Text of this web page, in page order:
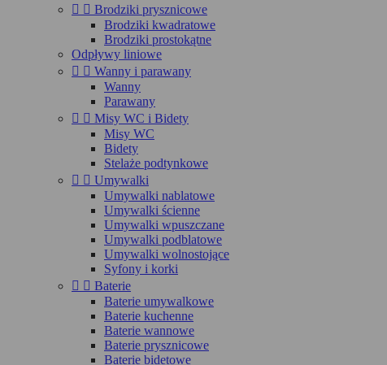
  Brodziki prysznicowe
Brodziki kwadratowe
Brodziki prostokątne
Odpływy liniowe
  Wanny i parawany
Wanny
Parawany
  Misy WC i Bidety
Misy WC
Bidety
Stelaże podtynkowe
  Umywalki
Umywalki nablatowe
Umywalki ścienne
Umywalki wpuszczane
Umywalki podblatowe
Umywalki wolnostojące
Syfony i korki
  Baterie
Baterie umywalkowe
Baterie kuchenne
Baterie wannowe
Baterie prysznicowe
Baterie bidetowe